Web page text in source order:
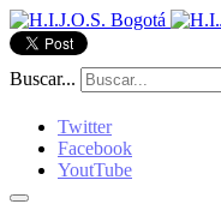
Buscar...
Twitter
Facebook
YoutTube